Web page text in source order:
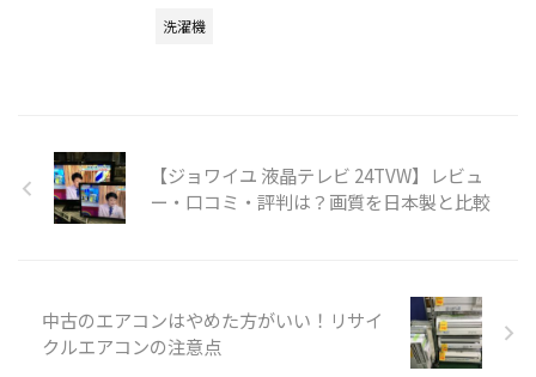
洗濯機
【ジョワイユ 液晶テレビ 24TVW】レビュ
ー・口コミ・評判は？画質を日本製と比較
中古のエアコンはやめた方がいい！リサイ
クルエアコンの注意点